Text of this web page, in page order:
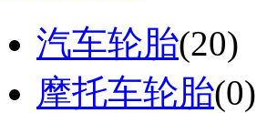
汽车轮胎(20)
摩托车轮胎(0)